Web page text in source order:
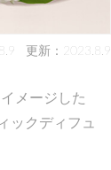
更新：2023.8.9
メージした
ックディフュ